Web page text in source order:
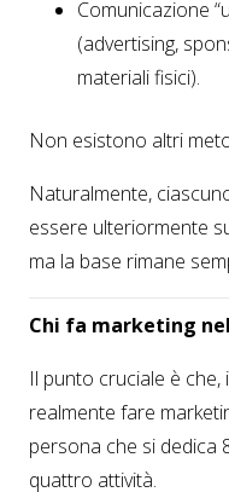
Comunicazione
(advertising,
materiali fisici).
Non esistono altri
Naturalmente,
essere ulteriormente
ma la base rimane
Chi fa marketing
Il punto cruciale è che,
realmente fare
persona che si dedica
quattro attività.